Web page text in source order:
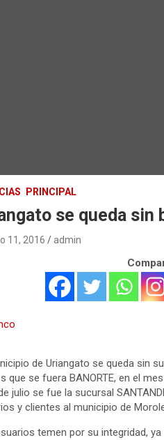
PRINCIPAL
se queda sin
11, 2016 admin
de Uriangato se queda sin
que se fuera BANORTE, en el
julio se fue la sucursal
y clientes al municipio de
temen por su integridad,